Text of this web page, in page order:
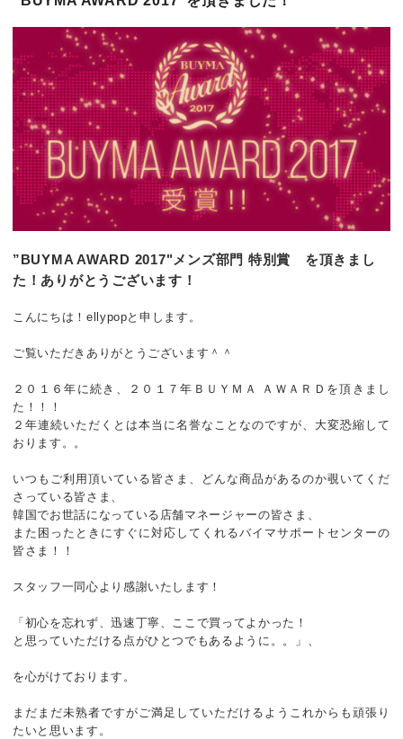
”BUYMA AWARD 2017"メンズ部門 特別賞 を頂きまし
た！ありがとうございます！
こんにちは！ellypopと申します。
ご覧いただきありがとうございます＾＾
２０１６年に続き、２０１７年ＢＵＹＭＡ ＡＷＡＲＤを頂きまし
た！！！
２年連続いただくとは本当に名誉なことなのですが、大変恐縮して
おります。。
いつもご利用頂いている皆さま、どんな商品があるのか覗いてくだ
さっている皆さま、
韓国でお世話になっている店舗マネージャーの皆さま、
また困ったときにすぐに対応してくれるバイマサポートセンターの
皆さま！！
スタッフ一同心より感謝いたします！
「初心を忘れず、迅速丁寧、ここで買ってよかった！
と思っていただける点がひとつでもあるように。。」、
を心がけております。
まだまだ未熟者ですがご満足していただけるようこれからも頑張り
たいと思います。